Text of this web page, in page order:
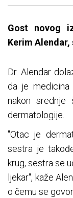
Gost novog
Kerim
Dr. Alendar
da je
nakon
dermatologije.
"Otac je
sestra je
krug, sestra se
ljekar", kaže
o čemu se